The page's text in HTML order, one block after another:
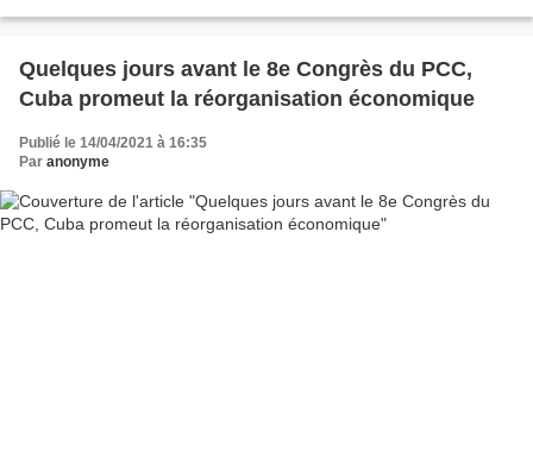
Quelques jours avant le 8e Congrès du PCC,
Cuba promeut la réorganisation économique
Publié le 14/04/2021 à 16:35
Par anonyme